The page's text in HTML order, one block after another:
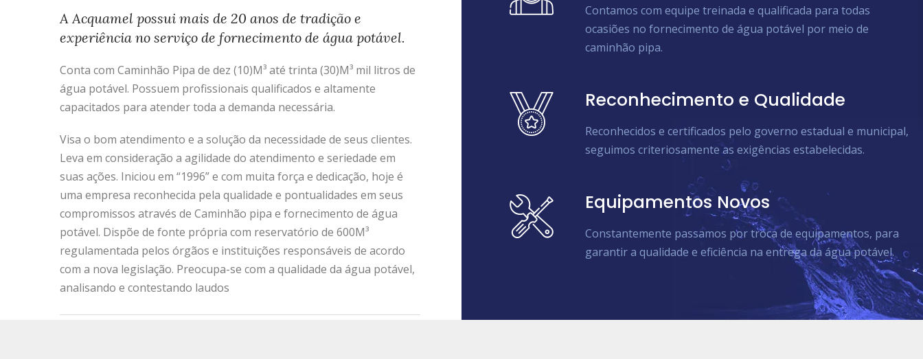
A Acquamel possui mais de 20 anos de tradição e
experiência no serviço de fornecimento de água potável.
Conta com Caminhão Pipa de dez (10)M³ até trinta (30)M³ mil litros de
água potável. Possuem profissionais qualificados e altamente
capacitados para atender toda a demanda necessária.
Visa o bom atendimento e a solução da necessidade de seus clientes.
Leva em consideração a agilidade do atendimento e seriedade em
suas ações. Iniciou em “1996” e com muita força e dedicação, hoje é
uma empresa reconhecida pela qualidade e pontualidades em seus
compromissos através de Caminhão pipa e fornecimento de água
potável. Dispõe de fonte própria com reservatório de 600M³
regulamentada pelos órgãos e instituições responsáveis de acordo
com a nova legislação. Preocupa-se com a qualidade da água potável,
analisando e contestando laudos
Contamos com equipe treinada e qualificada para todas
ocasiões no fornecimento de água potável por meio de
caminhão pipa.
Reconhecimento e Qualidade
Reconhecidos e certificados pelo governo estadual e municipal,
seguimos criteriosamente as exigências estabelecidas.
Equipamentos Novos
Constantemente passamos por troca de equipamentos, para
garantir a qualidade e eficiência na entrega da água potável.